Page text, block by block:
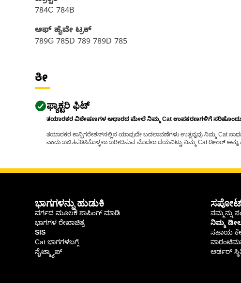
784C 784B
ಆಫ್ ಹೈವೇ ಟ್ರಕ್​
789G 785D 789 789D 785
ಕೀ
ಫ್ಯಾಕ್ಟರಿ ಫಿಟ್
ತಯಾರಕರ ವಿಶೇಷಣಗಳ ಆಧಾರದ ಮೇಲೆ ನಿಮ್ಮ Cat ಉಪಕರಣಗಳಿಗೆ
ತಯಾರಕರ ಕಾನ್ಫಿಗರೇಶನ್‌ನಲ್ಲಿನ ಯಾವುದೇ ಬದಲಾವಣೆಗಳು ಉತ್ಪನ್ನವು ನಿಮ್ಮ Cat
ಎಂದು ಖಚಿತಪಡಿಸಿಕೊಳ್ಳಲು ಖರೀದಿಸುವ ಮೊದಲು ದಯವಿಟ್ಟು ನಿಮ್ಮ Cat ಡೀಲರ್
ಭಾಗಗಳನ್ನು ಹುಡುಕಿ
ವರ್ಗದ ಮೂಲಕ ಶಾಪಿಂಗ್ ಮಾಡಿ
ಭಾಗಗಳ ರೇಖಾಚಿತ್ರ
SIS
Cat ಭಾಗಗಳಬಗ್ಗೆ
ಸೈಟ್ಮ್ಯಾಪ್
ನಮ್ಮನ್ನು
ನಿಮ್ಮ
ಸಹಾಯ
ಆರ್ಡರ್